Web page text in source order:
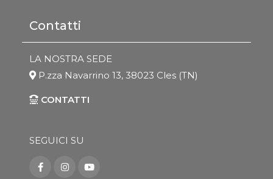
Contatti
LA NOSTRA SEDE
P.zza Navarrino 13, 38023 Cles (TN)
CONTATTI
SEGUICI SU